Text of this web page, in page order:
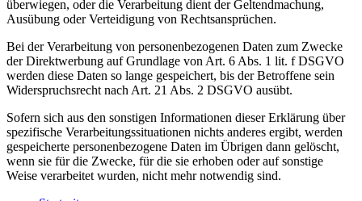
überwiegen, oder die Verarbeitung dient der Geltendmachung,
Ausübung oder Verteidigung von Rechtsansprüchen.
Bei der Verarbeitung von personenbezogenen Daten zum Zwecke
der Direktwerbung auf Grundlage von Art. 6 Abs. 1 lit. f DSGVO
werden diese Daten so lange gespeichert, bis der Betroffene sein
Widerspruchsrecht nach Art. 21 Abs. 2 DSGVO ausübt.
Sofern sich aus den sonstigen Informationen dieser Erklärung über
spezifische Verarbeitungssituationen nichts anderes ergibt, werden
gespeicherte personenbezogene Daten im Übrigen dann gelöscht,
wenn sie für die Zwecke, für die sie erhoben oder auf sonstige
Weise verarbeitet wurden, nicht mehr notwendig sind.